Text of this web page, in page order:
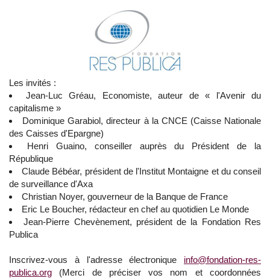
Les invités :
Jean-Luc Gréau, Economiste, auteur de « l'Avenir du
capitalisme »
Dominique Garabiol, directeur à la CNCE (Caisse Nationale
des Caisses d'Epargne)
Henri Guaino, conseiller auprès du Président de la
République
Claude Bébéar, président de l'Institut Montaigne et du conseil
de surveillance d'Axa
Christian Noyer, gouverneur de la Banque de France
Eric Le Boucher, rédacteur en chef au quotidien Le Monde
Jean-Pierre Chevènement, président de la Fondation Res
Publica
Inscrivez-vous à l'adresse électronique info@fondation-res-
publica.org (Merci de préciser vos nom et coordonnées